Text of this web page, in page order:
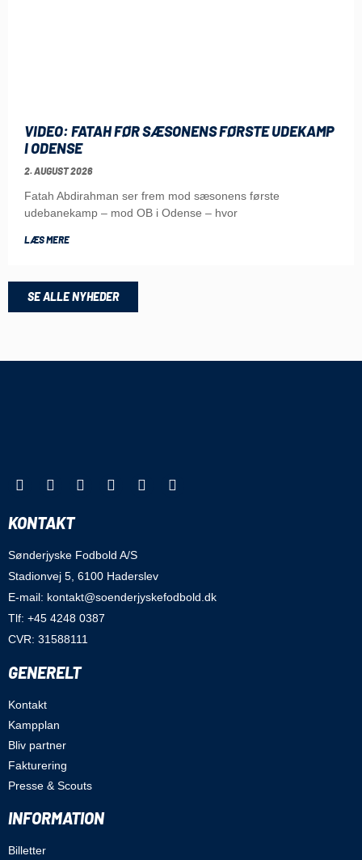
VIDEO: FATAH FØR SÆSONENS FØRSTE UDEKAMP
I ODENSE
2. AUGUST 2026
Fatah Abdirahman ser frem mod sæsonens første
udebanekamp – mod OB i Odense – hvor
LÆS MERE
SE ALLE NYHEDER
KONTAKT
Sønderjyske Fodbold A/S
Stadionvej 5, 6100 Haderslev
E-mail: kontakt@soenderjyskefodbold.dk
Tlf: +45 4248 0387
CVR: 31588111
GENERELT
Kontakt
Kampplan
Bliv partner
Fakturering
Presse & Scouts
INFORMATION
Billetter